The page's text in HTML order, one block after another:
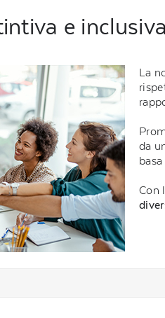
e inclusiva
La
da
Con